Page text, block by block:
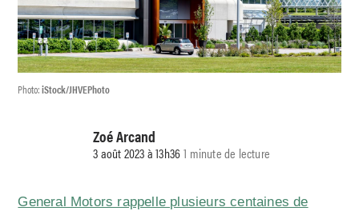
Photo:iStock/JHVEPhoto
Zoé Arcand
3 août 2023 à 13h361 minute de lecture
General Motors rappelle plusieurs centaines de